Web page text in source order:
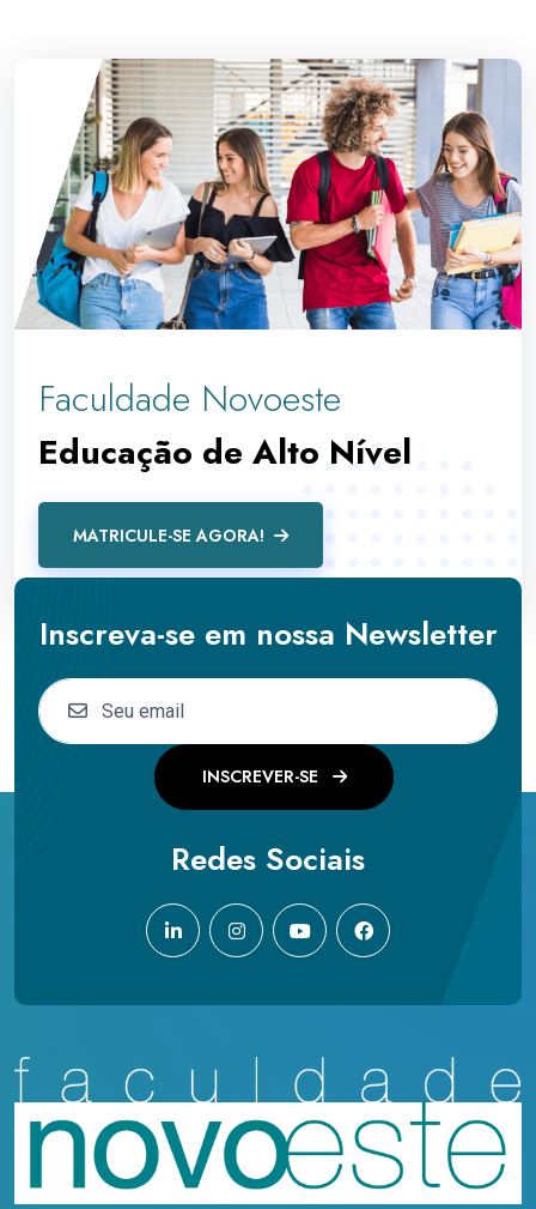
Faculdade Novoeste
Educação de Alto Nível
MATRICULE-SE AGORA!
Inscreva-se em nossa Newsletter
INSCREVER-SE
Redes Sociais